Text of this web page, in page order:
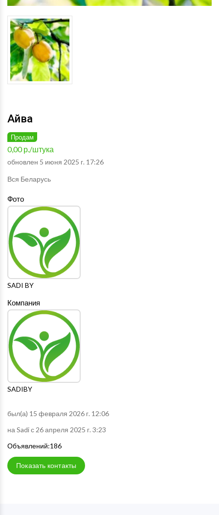
Айва
Продам
0,00 р./штука
обновлен 5 июня 2025 г. 17:26
Вся Беларусь
Фото
SADI BY
Компания
SADIBY
был(а) 15 февраля 2026 г. 12:06
на Sadi с 26 апреля 2025 г. 3:23
Объявлений:186
Показать контакты